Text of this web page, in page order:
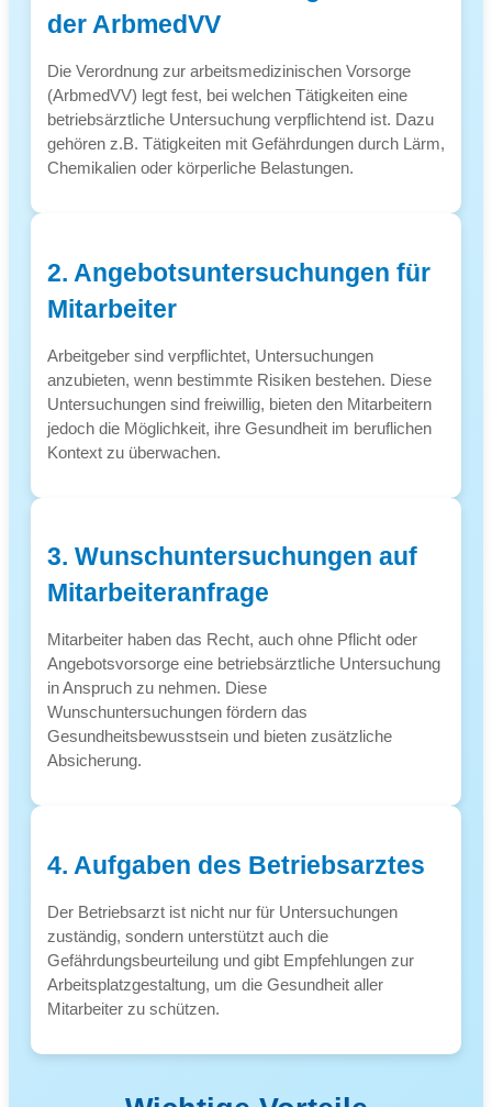
der ArbmedVV
Die Verordnung zur arbeitsmedizinischen Vorsorge
(ArbmedVV) legt fest, bei welchen Tätigkeiten eine
betriebsärztliche Untersuchung verpflichtend ist. Dazu
gehören z.B. Tätigkeiten mit Gefährdungen durch Lärm,
Chemikalien oder körperliche Belastungen.
2. Angebotsuntersuchungen für
Mitarbeiter
Arbeitgeber sind verpflichtet, Untersuchungen
anzubieten, wenn bestimmte Risiken bestehen. Diese
Untersuchungen sind freiwillig, bieten den Mitarbeitern
jedoch die Möglichkeit, ihre Gesundheit im beruflichen
Kontext zu überwachen.
3. Wunschuntersuchungen auf
Mitarbeiteranfrage
Mitarbeiter haben das Recht, auch ohne Pflicht oder
Angebotsvorsorge eine betriebsärztliche Untersuchung
in Anspruch zu nehmen. Diese
Wunschuntersuchungen fördern das
Gesundheitsbewusstsein und bieten zusätzliche
Absicherung.
4. Aufgaben des Betriebsarztes
Der Betriebsarzt ist nicht nur für Untersuchungen
zuständig, sondern unterstützt auch die
Gefährdungsbeurteilung und gibt Empfehlungen zur
Arbeitsplatzgestaltung, um die Gesundheit aller
Mitarbeiter zu schützen.